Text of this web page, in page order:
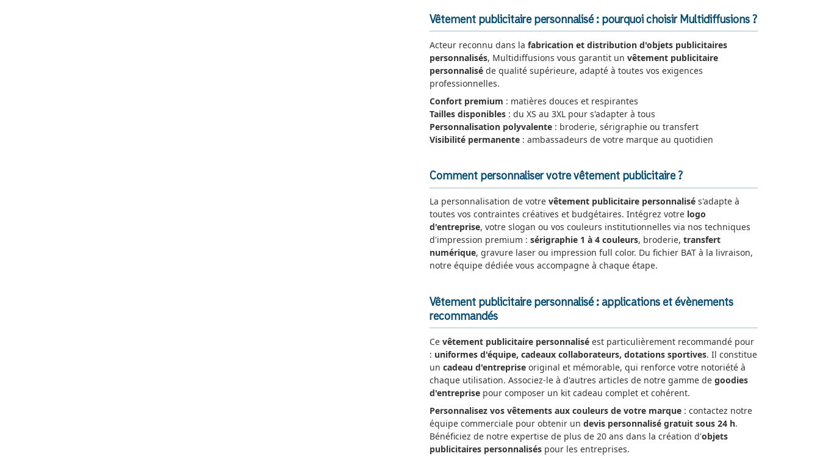
Vêtement publicitaire personnalisé : pourquoi choisir Multidiffusions ?
Acteur reconnu dans la fabrication et distribution d'objets publicitaires
personnalisés, Multidiffusions vous garantit un vêtement publicitaire
personnalisé de qualité supérieure, adapté à toutes vos exigences
professionnelles.
Confort premium : matières douces et respirantes
Tailles disponibles : du XS au 3XL pour s'adapter à tous
Personnalisation polyvalente : broderie, sérigraphie ou transfert
Visibilité permanente : ambassadeurs de votre marque au quotidien
Comment personnaliser votre vêtement publicitaire ?
La personnalisation de votre vêtement publicitaire personnalisé s'adapte à
toutes vos contraintes créatives et budgétaires. Intégrez votre logo
d'entreprise, votre slogan ou vos couleurs institutionnelles via nos techniques
d'impression premium : sérigraphie 1 à 4 couleurs, broderie, transfert
numérique, gravure laser ou impression full color. Du fichier BAT à la livraison,
notre équipe dédiée vous accompagne à chaque étape.
Vêtement publicitaire personnalisé : applications et évènements
recommandés
Ce vêtement publicitaire personnalisé est particulièrement recommandé pour
: uniformes d'équipe, cadeaux collaborateurs, dotations sportives. Il constitue
un cadeau d'entreprise original et mémorable, qui renforce votre notoriété à
chaque utilisation. Associez-le à d'autres articles de notre gamme de goodies
d'entreprise pour composer un kit cadeau complet et cohérent.
Personnalisez vos vêtements aux couleurs de votre marque : contactez notre
équipe commerciale pour obtenir un devis personnalisé gratuit sous 24 h.
Bénéficiez de notre expertise de plus de 20 ans dans la création d'objets
publicitaires personnalisés pour les entreprises.